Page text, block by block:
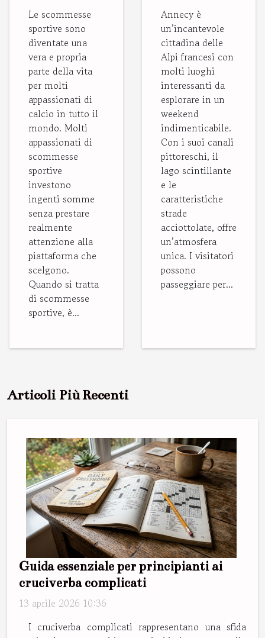
quali sono i
fattori
chiave ?
Le scommesse
sportive sono
diventate una
vera e propria
parte della vita
per molti
appassionati di
calcio in tutto il
mondo. Molti
appassionati di
scommesse
sportive
investono
ingenti somme
senza prestare
realmente
attenzione alla
piattaforma che
scelgono.
Quando si tratta
di scommesse
sportive, è...
ad Annecy
nel fine
settimana ?
Annecy è
un’incantevole
cittadina delle
Alpi francesi con
molti luoghi
interessanti da
esplorare in un
weekend
indimenticabile.
Con i suoi canali
pittoreschi, il
lago scintillante
e le
caratteristiche
strade
acciottolate, offre
un’atmosfera
unica. I visitatori
possono
passeggiare per...
Articoli Più Recenti
Guida essenziale per principianti ai
cruciverba complicati
13 aprile 2026 10:36
I cruciverba complicati rappresentano una sfida